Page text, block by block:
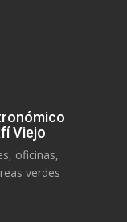
Viejo
oficinas,
verdes